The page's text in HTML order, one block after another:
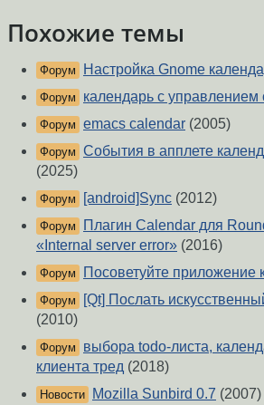
Похожие темы
Форум Настройка Gnome
Форум календарь с
Форум emacs calendar (2005)
Форум События в апплете
(2025)
Форум [android]Sync (2012)
Форум
Плагин Calendar для
«Internal server error» (2016)
Форум Посоветуйте приложение
Форум
[Qt] Послать
(2010)
Форум
выбора todo-листа,
клиента тред (2018)
Новости Mozilla Sunbird 0.7 (2007)